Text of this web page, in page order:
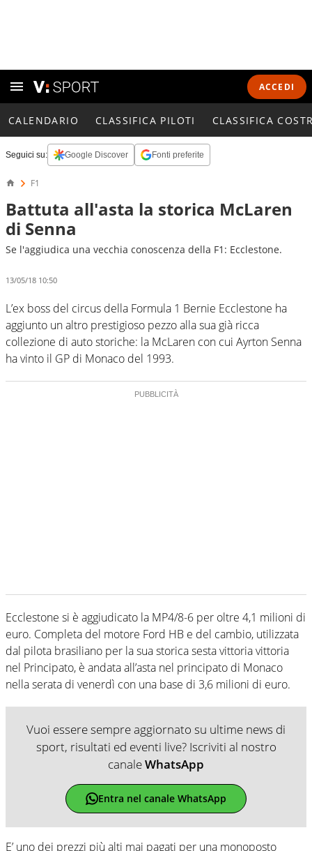
ACCEDI
CALENDARIO CLASSIFICA PILOTI CLASSIFICA
Seguici su: Google Discover Fonti preferite
F1
Battuta all'asta la storica McLaren
di Senna
Se l'aggiudica una vecchia conoscenza della F1: Ecclestone.
13/05/18 10:50
L’ex boss del circus della Formula 1 Bernie Ecclestone ha
aggiunto un altro prestigioso pezzo alla sua già ricca
collezione di auto storiche: la McLaren con cui Ayrton Senna
ha vinto il GP di Monaco del 1993.
Ecclestone si è aggiudicato la MP4/8-6 per oltre 4,1 milioni di
euro. Completa del motore Ford HB e del cambio, utilizzata
dal pilota brasiliano per la sua storica sesta vittoria vittoria
nel Principato, è andata all’asta nel principato di Monaco
nella serata di venerdì con una base di 3,6 milioni di euro.
Vuoi essere sempre aggiornato su ultime news di
sport, risultati ed eventi live? Iscriviti al nostro
canaleWhatsApp
Entra nel canale WhatsApp
E’ uno dei prezzi più alti mai pagati per una monoposto